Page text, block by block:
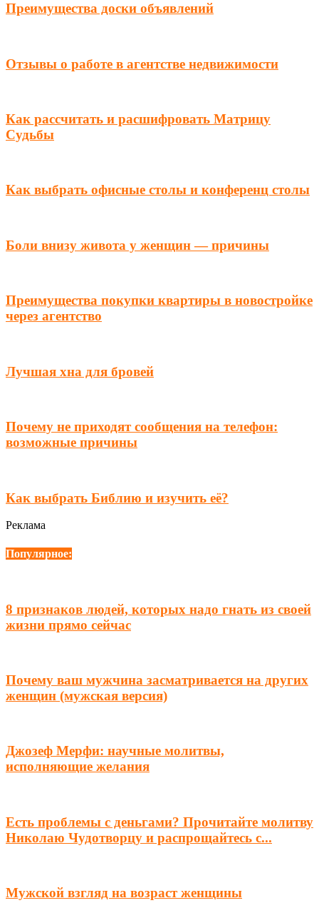
Преимущества доски объявлений
Отзывы о работе в агентстве недвижимости
Как рассчитать и расшифровать Матрицу
Судьбы
Как выбрать офисные столы и конференц столы
Боли внизу живота у женщин — причины
Преимущества покупки квартиры в новостройке
через агентство
Лучшая хна для бровей
Почему не приходят сообщения на телефон:
возможные причины
Как выбрать Библию и изучить её?
Реклама
Популярное:
8 признаков людей, которых надо гнать из своей
жизни прямо сейчас
Почему ваш мужчина засматривается на других
женщин (мужская версия)
Джозеф Мерфи: научные молитвы,
исполняющие желания
Есть проблемы с деньгами? Прочитайте молитву
Николаю Чудотворцу и распрощайтесь с...
Мужской взгляд на возраст женщины